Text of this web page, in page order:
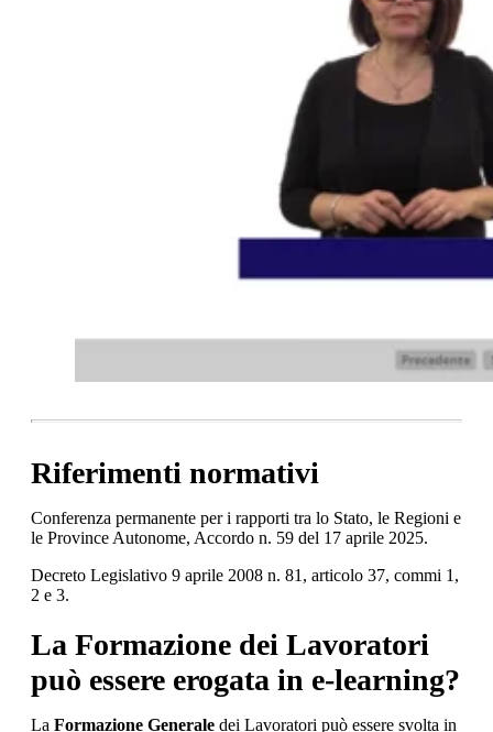
Riferimenti normativi
Conferenza permanente per i rapporti tra lo Stato, le Regioni e
le Province Autonome, Accordo n. 59 del 17 aprile 2025.
Decreto Legislativo 9 aprile 2008 n. 81, articolo 37, commi 1,
2 e 3.
La Formazione dei Lavoratori
può essere erogata in e-learning?
La Formazione Generale dei Lavoratori può essere svolta in